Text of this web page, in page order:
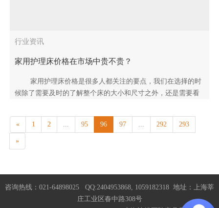
行业资讯
家用护理床价格在市场中贵不贵？
家用护理床价格是很多人都关注的要点，我们在选择的时
候除了需要及时的了解整个床的大小和尺寸之外，还是需要看
价格与质量关..
«
1 2 ... 95 96 97 ... 292 293
»
咨询热线：021-64898025 QQ:2404953868, 1059182318 地址：上海莘
庄工业区春中路308号